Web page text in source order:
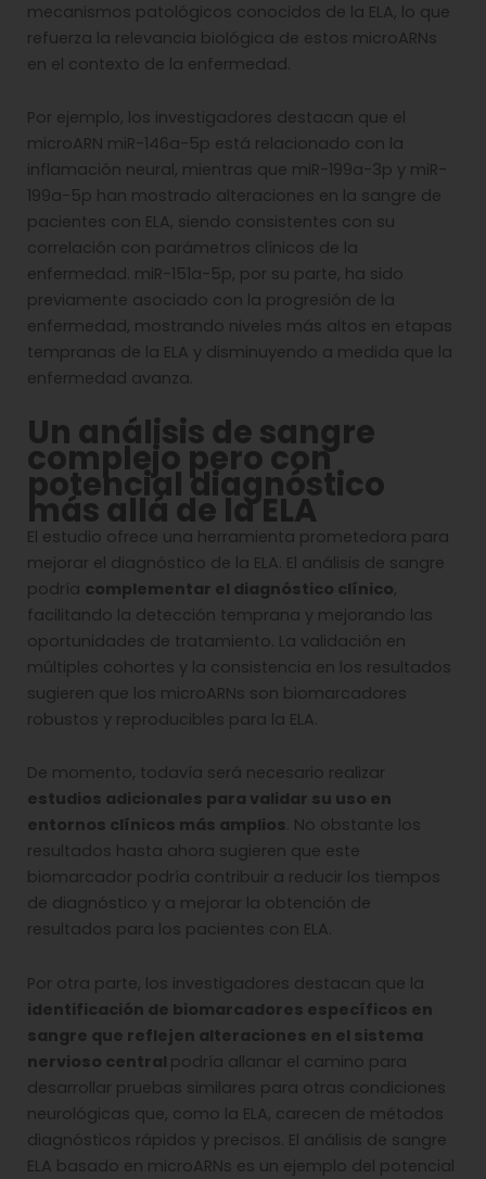
mecanismos patológicos conocidos de la ELA, lo que
refuerza la relevancia biológica de estos microARNs
en el contexto de la enfermedad.
Por ejemplo, los investigadores destacan que el
microARN miR-146a-5p está relacionado con la
inflamación neural, mientras que miR-199a-3p y miR-
199a-5p han mostrado alteraciones en la sangre de
pacientes con ELA, siendo consistentes con su
correlación con parámetros clínicos de la
enfermedad. miR-151a-5p, por su parte, ha sido
previamente asociado con la progresión de la
enfermedad, mostrando niveles más altos en etapas
tempranas de la ELA y disminuyendo a medida que la
enfermedad avanza.
Un análisis de sangre
complejo pero con
potencial diagnóstico
más allá de la ELA
El estudio ofrece una herramienta prometedora para
mejorar el diagnóstico de la ELA. El análisis de sangre
podría complementar el diagnóstico clínico,
facilitando la detección temprana y mejorando las
oportunidades de tratamiento. La validación en
múltiples cohortes y la consistencia en los resultados
sugieren que los microARNs son biomarcadores
robustos y reproducibles para la ELA.
De momento, todavía será necesario realizar
estudios adicionales para validar su uso en
entornos clínicos más amplios. No obstante los
resultados hasta ahora sugieren que este
biomarcador podría contribuir a reducir los tiempos
de diagnóstico y a mejorar la obtención de
resultados para los pacientes con ELA.
Por otra parte, los investigadores destacan que la
identificación de biomarcadores específicos en
sangre que reflejen alteraciones en el sistema
nervioso central podría allanar el camino para
desarrollar pruebas similares para otras condiciones
neurológicas que, como la ELA, carecen de métodos
diagnósticos rápidos y precisos. El análisis de sangre
ELA basado en microARNs es un ejemplo del potencial